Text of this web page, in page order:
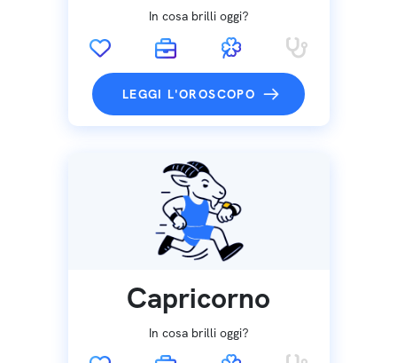
In cosa brilli oggi?
LEGGI L'OROSCOPO
Capricorno
In cosa brilli oggi?